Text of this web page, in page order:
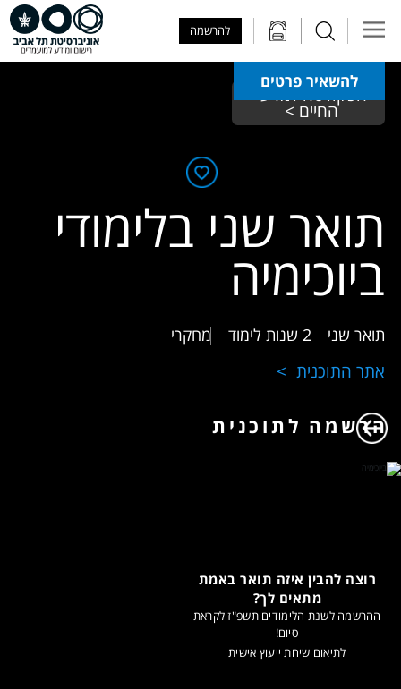
להרשמה
להשאיר פרטים
הפקולטה למדעי
החיים >
תואר שני בלימודי
ביוכימיה
תואר שני 2 שנות לימוד מחקרי
אתר התוכנית
הרשמה לתוכנית
רוצה להבין איזה תואר באמת
מתאים לך?
ההרשמה לשנת הלימודים תשפ"ז לקראת
סיום!
לתיאום שיחת ייעוץ אישית